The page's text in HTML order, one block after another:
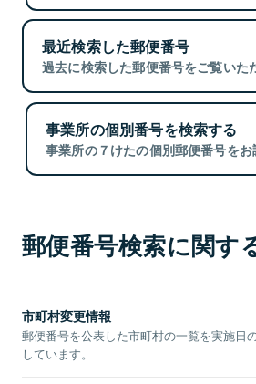
最近検索した郵便番号
過去に検索した郵便番号をご覧いた
事業所の個別番号を検索する
事業所の７けたの個別郵便番号をお
郵便番号検索に関す
市町村変更情報
郵便番号を公表した市町村の一覧を実施日
しています。